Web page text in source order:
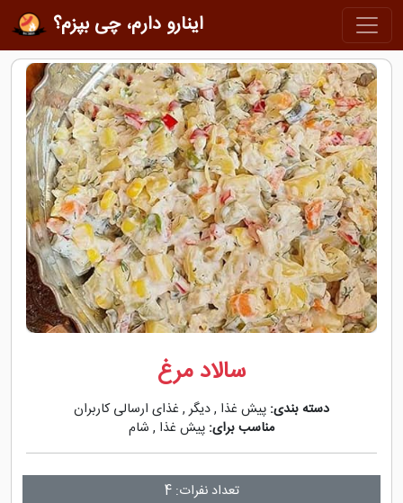
اینارو دارم، چی بپزم؟
سالاد مرغ
دسته بندی: پیش غذا ,دیگر, غذای ارسالی کاربران
مناسب برای: پیش غذا , شام
تعداد نفرات: 4